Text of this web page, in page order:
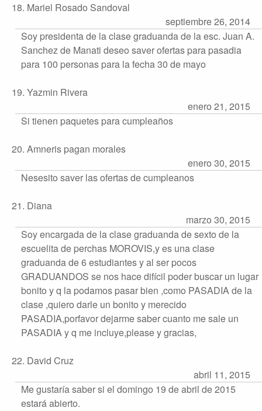
18. Mariel Rosado Sandoval
septiembre 26, 2014
Soy presidenta de la clase graduanda de la esc. Juan A.
Sanchez de Manati deseo saver ofertas para pasadia
para 100 personas para la fecha 30 de mayo
19. Yazmin Rivera
enero 21, 2015
Si tienen paquetes para cumpleaños
20. Amneris pagan morales
enero 30, 2015
Nesesito saver las ofertas de cumpleanos
21. Diana
marzo 30, 2015
Soy encargada de la clase graduanda de sexto de la
escuelita de perchas MOROVIS,y es una clase
graduanda de 6 estudiantes y al ser pocos
GRADUANDOS se nos hace difícil poder buscar un lugar
bonito y q la podamos pasar bien ,como PASADIA de la
clase ,quiero darle un bonito y merecido
PASADIA,porfavor dejarme saber cuanto me sale un
PASADIA y q me incluye,please y gracias,
22. David Cruz
abril 11, 2015
Me gustaría saber si el domingo 19 de abril de 2015
estará abierto.